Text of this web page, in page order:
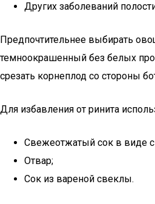
Других заболеваний
Предпочтительнее выбирать
темноокрашенный без белых
срезать корнеплод со стороны
Для избавления от ринита
Свежеотжатый сок в виде
Отвар;
Сок из вареной свеклы.